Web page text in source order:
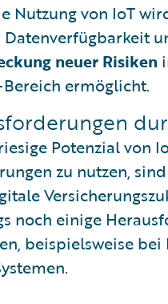
Nutzung von IoT
Datenverfügbarkeit
neuer Risiken
ermöglicht.
Potenzial von
zu nutzen,
noch einige
beispielsweise bei